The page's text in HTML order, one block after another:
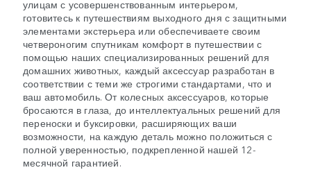
улицам с усовершенствованным интерьером,
готовитесь к путешествиям выходного дня с защитными
элементами экстерьера или обеспечиваете своим
четвероногим спутникам комфорт в путешествии с
помощью наших специализированных решений для
домашних животных, каждый аксессуар разработан в
соответствии с теми же строгими стандартами, что и
ваш автомобиль. От колесных аксессуаров, которые
бросаются в глаза, до интеллектуальных решений для
переноски и буксировки, расширяющих ваши
возможности, на каждую деталь можно положиться с
полной уверенностью, подкрепленной нашей 12-
месячной гарантией.